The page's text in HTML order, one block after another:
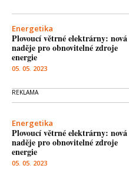
Energetika
Plovoucí větrné elektrárny: nová
naděje pro obnovitelné zdroje
energie
05. 05. 2023
Energetika
Plovoucí větrné elektrárny: nová
naděje pro obnovitelné zdroje
energie
05. 05. 2023